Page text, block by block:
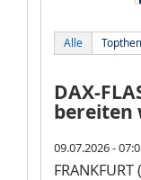
Alle
DAX-
bereiten
09.07.2026 -